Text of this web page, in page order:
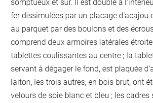
somptueux et sûr. Il est doublé à
fer dissimulées par un placage d'acajou
au parquet par des boulons et des
comprend deux armoires latérales
tablettes coulissantes au centre ; la
servant à dégager le fond, est plaquée
laiton, les trois autres, en bois brut, ont
velours de soie blanc et bleu ; les